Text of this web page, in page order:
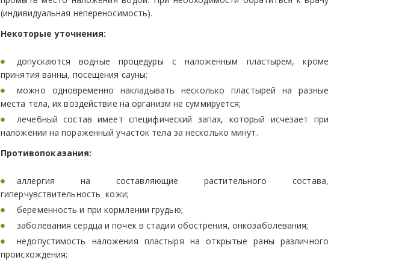
(индивидуальная непереносимость).
Некоторые уточнения:
допускаются водные процедуры с наложенным пластырем, кроме
принятия ванны, посещения сауны;
можно одновременно накладывать несколько пластырей на разные
места тела, их воздействие на организм не суммируется;
лечебный состав имеет специфический запах, который исчезает при
наложении на пораженный участок тела за несколько минут.
Противопоказания:
аллергия на составляющие растительного состава,
гиперчувствительность кожи;
беременность и при кормлении грудью;
заболевания сердца и почек в стадии обострения, онкозаболевания;
недопустимость наложения пластыря на открытые раны различного
происхождения;